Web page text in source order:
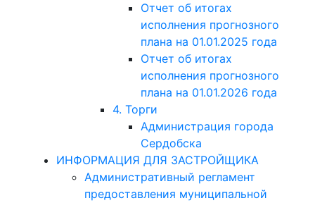
Отчет об итогах
исполнения прогнозного
плана на 01.01.2025 года
Отчет об итогах
исполнения прогнозного
плана на 01.01.2026 года
4. Торги
Администрация города
Сердобска
ИНФОРМАЦИЯ ДЛЯ ЗАСТРОЙЩИКА
Административный регламент
предоставления муниципальной